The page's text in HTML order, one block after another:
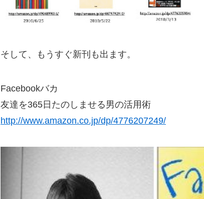
そして、もうすぐ新刊も出ます。
Facebookバカ
友達を365日たのしませる男の活用術
http://www.amazon.co.jp/dp/4776207249/